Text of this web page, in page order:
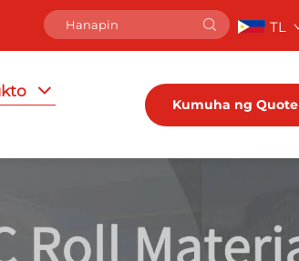
TL
Kumuha ng Quote